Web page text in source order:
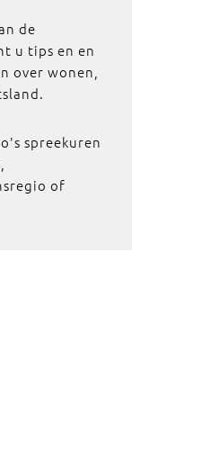
de
u tips en en
over wonen,
spreekuren
of